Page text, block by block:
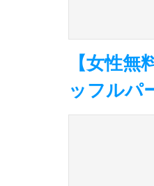
【女性
ッフルパ